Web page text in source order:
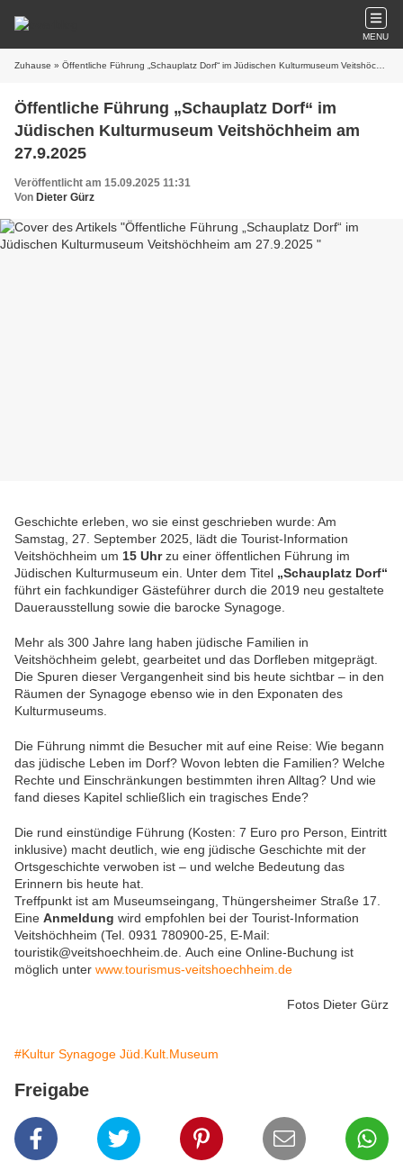
MENU
Zuhause » Öffentliche Führung „Schauplatz Dorf“ im Jüdischen Kulturmuseum Veitshöchheim am 27.9.2025
Öffentliche Führung „Schauplatz Dorf“ im
Jüdischen Kulturmuseum Veitshöchheim am
27.9.2025
Veröffentlicht am 15.09.2025 11:31
Von Dieter Gürz
Geschichte erleben, wo sie einst geschrieben wurde: Am
Samstag, 27. September 2025, lädt die Tourist-Information
Veitshöchheim um 15 Uhrzu einer öffentlichen Führung im
Jüdischen Kulturmuseum ein. Unter dem Titel „Schauplatz Dorf“
führt ein fachkundiger Gästeführer durch die 2019 neu gestaltete
Dauerausstellung sowie die barocke Synagoge.
Mehr als 300 Jahre lang haben jüdische Familien in
Veitshöchheim gelebt, gearbeitet und das Dorfleben mitgeprägt.
Die Spuren dieser Vergangenheit sind bis heute sichtbar – in den
Räumen der Synagoge ebenso wie in den Exponaten des
Kulturmuseums.
Die Führung nimmt die Besucher mit auf eine Reise: Wie begann
das jüdische Leben im Dorf? Wovon lebten die Familien? Welche
Rechte und Einschränkungen bestimmten ihren Alltag? Und wie
fand dieses Kapitel schließlich ein tragisches Ende?
Die rund einstündige Führung (Kosten: 7 Euro pro Person, Eintritt
inklusive) macht deutlich, wie eng jüdische Geschichte mit der
Ortsgeschichte verwoben ist – und welche Bedeutung das
Erinnern bis heute hat.
Treffpunkt ist am Museumseingang, Thüngersheimer Straße 17.
Eine Anmeldung wird empfohlen bei der Tourist-Information
Veitshöchheim (Tel. 0931 780900-25, E-Mail:
touristik@veitshoechheim.de. Auch eine Online-Buchung ist
möglich unter www.tourismus-veitshoechheim.de
Fotos Dieter Gürz
#Kultur Synagoge Jüd.Kult.Museum
Freigabe